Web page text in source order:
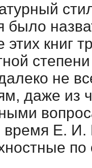
было
этих книг
не
даже из
время Е. И.
по